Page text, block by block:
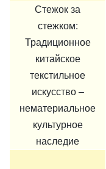
Стежок за
стежком:
Традиционное
китайское
текстильное
искусство –
нематериальное
культурное
наследие